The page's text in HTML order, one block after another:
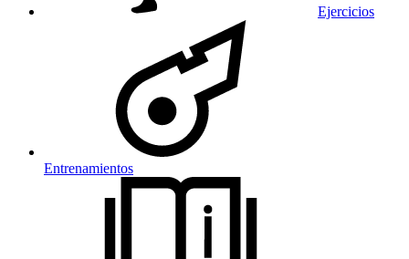
Ejercicios
Entrenamientos